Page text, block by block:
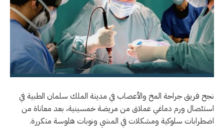
نجح فريق جراحة المخ والأعصاب في مدينة الملك سلمان الطبية في
استئصال ورم دماغي عملاق من مريضة خمسينية، بعد معاناة من
اضطرابات سلوكية ومشكلات في المشي ونوبات هلوسة متكررة.